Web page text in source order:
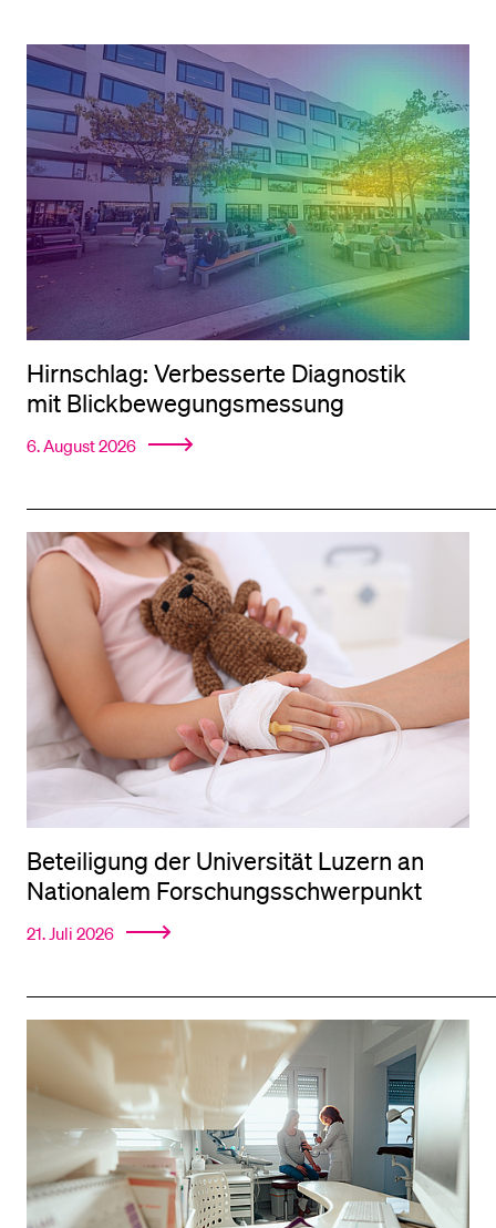
Hirnschlag: Verbesserte Diagnostik
mit Blick­bewegungs­messung
6. August 2026
Beteiligung der Universität Luzern an
Nationalem Forschungsschwerpunkt
21. Juli 2026
BELIEBTE INHALTE
Vorlesungsverzeichnis
Bibliothek
Sportangebot
Menuplan Mensa
Anmeldung und Zulassung